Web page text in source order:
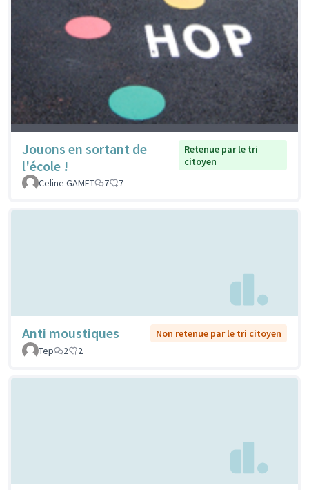
Jouons en sortant de
l'école !
Retenue par le tri
citoyen
Celine GAMET
7 7
Anti moustiques
Non retenue par le tri citoyen
Tep
2 2